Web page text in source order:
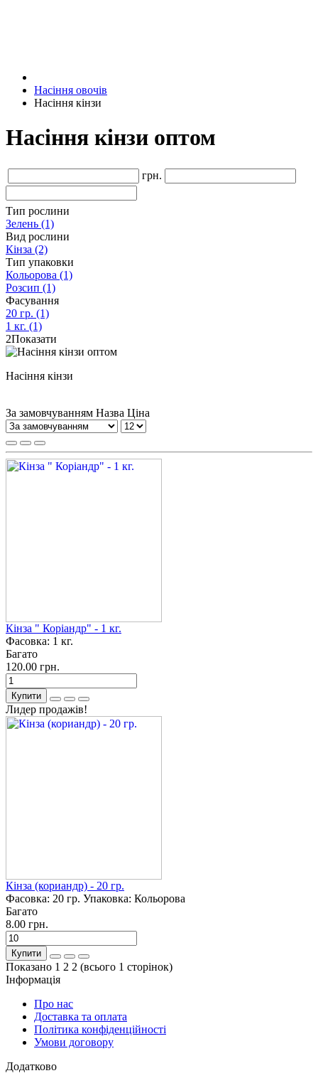
Насіння овочів
Насіння кінзи
Насіння кінзи оптом
грн.
Тип рослини
Зелень (1)
Вид рослини
Кінза (2)
Тип упаковки
Кольорова (1)
Розсип (1)
Фасування
20 гр. (1)
1 кг. (1)
2Показати
Насіння кінзи
За замовчуванням Назва Ціна
Кінза " Коріандр" - 1 кг.
Фасовка: 1 кг.
Багато
120.00 грн.
Купити
Лидер продажів!
Кінза (кориандр) - 20 гр.
Фасовка: 20 гр. Упаковка: Кольорова
Багато
8.00 грн.
Купити
Показано 1 2 2 (всього 1 сторінок)
Інформація
Про нас
Доставка та оплата
Політика конфіденційності
Умови договору
Додатково